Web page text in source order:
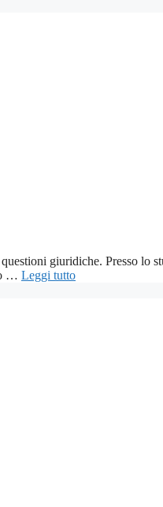
giuridiche. Presso lo
… Leggi tutto